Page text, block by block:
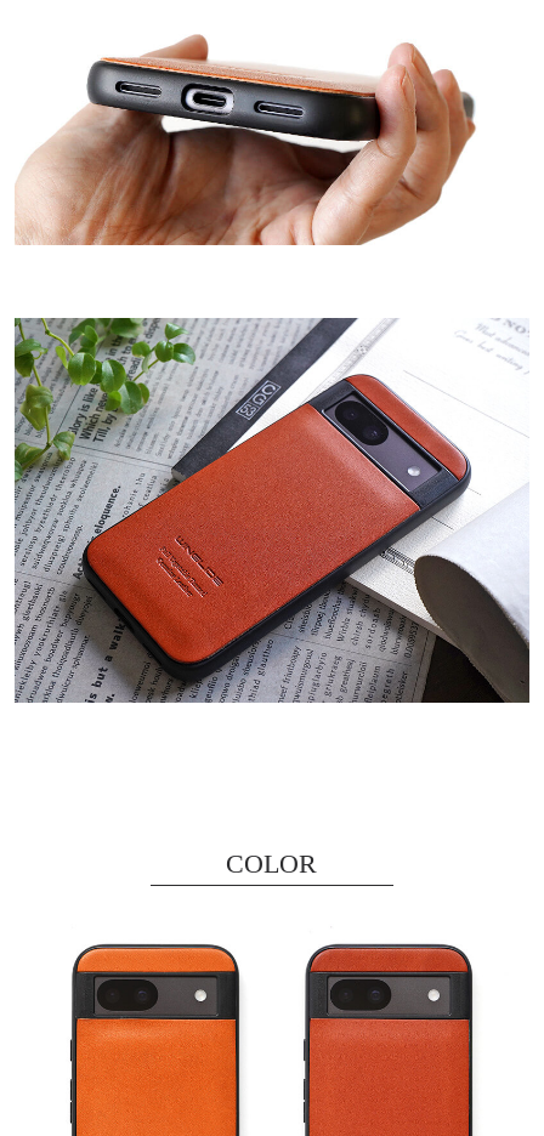
COLOR